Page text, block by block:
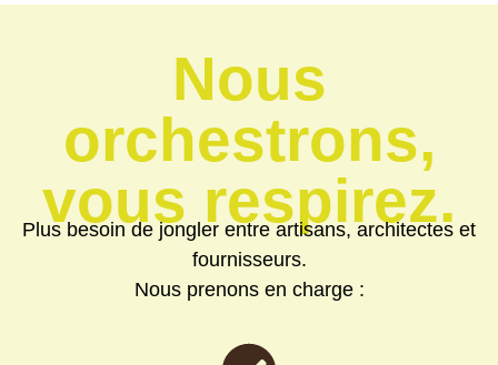
Nous
orchestrons,
vous respirez.
Plus besoin de jongler entre artisans, architectes et
fournisseurs.
Nous prenons en charge :